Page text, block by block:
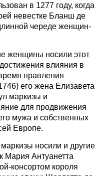
в 1277 году, когда
невестке Бланш де
череде женщин-
женщины носили этот
влияния в
правления
его жена Елизавета
маркизы и
для продвижения
мужа и собственных
Европе.
носили и другие
Мария Антуанетта
консортом короля